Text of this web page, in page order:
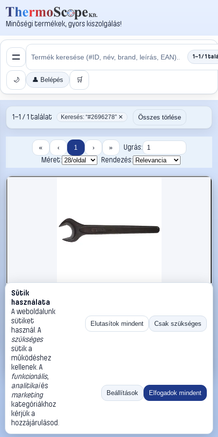
Minőségi termékek, gyors kiszolgálás!
1–1 / 1
🌙 👤 Belépés 🛒
1–1 / 1 találat Keresés: “#2696278” ✕ Összes törlése
« ‹ 1 › »
Ugrás:
Méret:
Rendezés:
#2696278
KS Tools 5170595 517.0595 Egyvillás kulcs
Kulcsszélesség (metrikus) 95 mm
KS Tools Egyoldalas villáskulcsok
174 990 Ft
Kosárba
«
Ugrás:
Méret:
Rendezés:
©2026
ThermoScope
ÁSZF
Cégbemutató
Sütik
használata
A weboldalunk
sütiket
használ. A
szükséges
sütik a
működéshez
kellenek. A
funkcionális,
analitikaiés
marketing
kategóriákhoz
kérjük a
hozzájárulásod.
Elutasítok mindent Csak szükséges
Beállítások Elfogadok mindent